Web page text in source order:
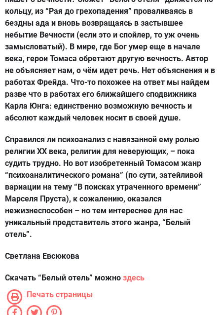
кольцу, из “Рая до грехопадения” проваливаясь в
бездны ада и вновь возвращаясь в застывшее
небытие Вечности (если это и спойлер, то уж очень
замысловатый). В мире, где Бог умер еще в начале
века, герои Томаса обретают другую вечность. Автор
не объясняет нам, о чём идет речь. Нет объяснения и в
работах Фрейда. Что-то похожее на ответ мы найдем
разве что в работах его ближайшего сподвижника
Карла Юнга: единственно возможную вечность и
абсолют каждый человек носит в своей душе.
Справился ли психоанализ с навязанной ему ролью
религии ХХ века, религии для неверующих, – пока
судить трудно. Но вот изобретенный Томасом жанр
“психоаналитического романа” (по сути, затейливой
вариации на тему “В поисках утраченного времени”
Марселя Пруста), к сожалению, оказался
нежизнеспособен – но тем интереснее для нас
уникальный представитель этого жанра, “Белый
отель”.
Светлана Евсюкова
Скачать “Белый отель” можно здесь
Печать страницы